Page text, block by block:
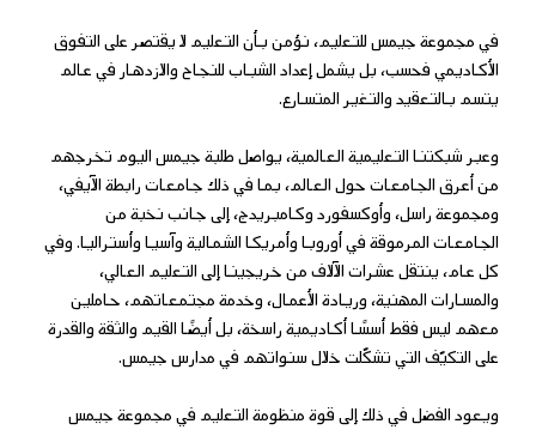
في مجموعة جيمس للتعليم، نؤمن بأن التعليم لا يقتصر على التفوق
الأكاديمي فحسب، بل يشمل إعداد الشباب للنجاح والازدهار في عالم
يتسم بالتعقيد والتغير المتسارع.
وعبر شبكتنا التعليمية العالمية، يواصل طلبة جيمس اليوم تخرجهم
من أعرق الجامعات حول العالم، بما في ذلك جامعات رابطة الآيفي،
ومجموعة راسل، وأوكسفورد وكامبريدج، إلى جانب نخبة من
الجامعات المرموقة في أوروبا وأمريكا الشمالية وآسيا وأستراليا. وفي
كل عام، ينتقل عشرات الآلاف من خريجينا إلى التعليم العالي،
والمسارات المهنية، وريادة الأعمال، وخدمة مجتمعاتهم، حاملين
معهم ليس فقط أسسًا أكاديمية راسخة، بل أيضًا القيم والثقة والقدرة
على التكيّف التي تشكّلت خلال سنواتهم في مدارس جيمس.
ويعود الفضل في ذلك إلى قوة منظومة التعليم في مجموعة جيمس